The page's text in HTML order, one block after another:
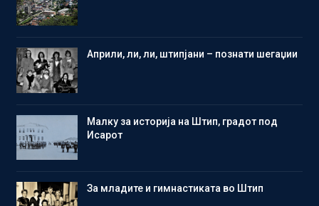
Aприли, ли, ли, штипјани – познати шегаџии
Малку за историја на Штип, градот под
Исарот
Зa младите и гимнастиката во Штип